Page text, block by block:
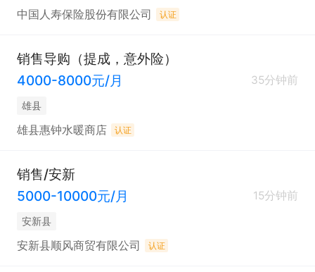
中国人寿保险股份有限公司 认证
销售导购（提成，意外险）
4000-8000元/月
35分钟前
雄县
雄县惠钟水暖商店 认证
销售/安新
5000-10000元/月
15分钟前
安新县
安新县顺风商贸有限公司 认证